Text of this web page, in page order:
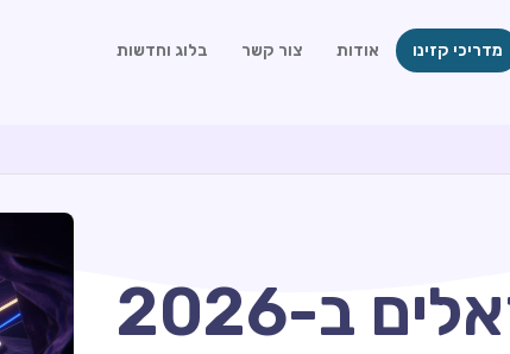
מדריכי קזינו אודות צור קשר בלוג וחדשות
ב-2026